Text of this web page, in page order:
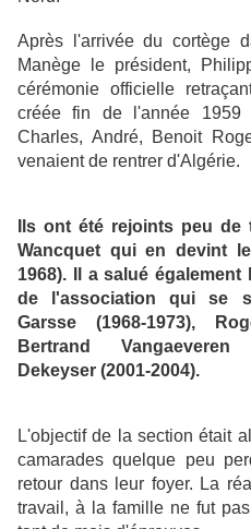
Après l'arrivée du cortège
Manège le président,
cérémonie officielle
créée fin de l'année 1959
Charles, André, Benoit
venaient de rentrer d'Algérie.
Ils ont été rejoints peu
Wancquet qui en devint
1968). Il a salué
de l'association qui se
Garsse (1968-1973),
Bertrand Vangaeveren
Dekeyser (2001-2004).
L'objectif de la section était
camarades quelque peu
retour dans leur foyer. La
travail, à la famille ne fut